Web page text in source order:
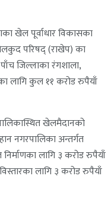
खेल पूर्वाधार विकासका
परिषद् (राखेप) का
जिल्लाका रंगशाला,
लागि कुल ११ करोड रुपैयाँ
खेलमैदानको
नगरपालिका अन्तर्गत
लागि ३ करोड रुपैयाँ
लागि ३ करोड रुपैयाँ